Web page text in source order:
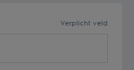
Verplicht veld